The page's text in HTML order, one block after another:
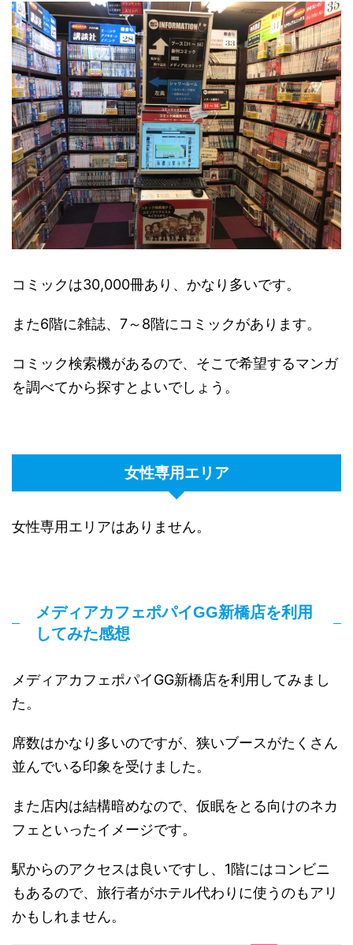
コミックは30,000冊あり、かなり多いです。
また6階に雑誌、7～8階にコミックがあります。
コミック検索機があるので、そこで希望するマンガ
を調べてから探すとよいでしょう。
女性専用エリア
女性専用エリアはありません。
メディアカフェポパイGG新橋店を利用
してみた感想
メディアカフェポパイGG新橋店を利用してみまし
た。
席数はかなり多いのですが、狭いブースがたくさん
並んでいる印象を受けました。
また店内は結構暗めなので、仮眠をとる向けのネカ
フェといったイメージです。
駅からのアクセスは良いですし、1階にはコンビニ
もあるので、旅行者がホテル代わりに使うのもアリ
かもしれません。